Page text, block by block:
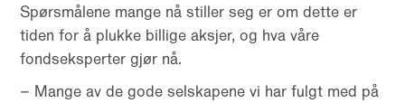
Spørsmålene mange nå stiller seg er om dette er
tiden for å plukke billige aksjer, og hva våre
fondseksperter gjør nå.
– Mange av de gode selskapene vi har fulgt med på